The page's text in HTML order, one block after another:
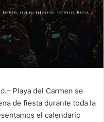
– Playa del Carmen se
de fiesta durante toda la
el calendario